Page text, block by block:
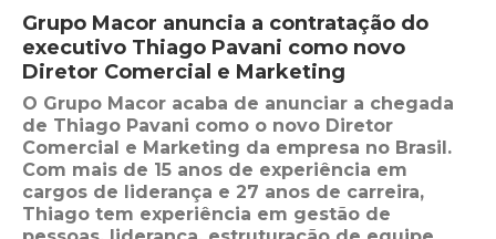
Grupo Macor anuncia a contratação do
executivo Thiago Pavani como novo
Diretor Comercial e Marketing
O Grupo Macor acaba de anunciar a chegada
de Thiago Pavani como o novo Diretor
Comercial e Marketing da empresa no Brasil.
Com mais de 15 anos de experiência em
cargos de liderança e 27 anos de carreira,
Thiago tem experiência em gestão de